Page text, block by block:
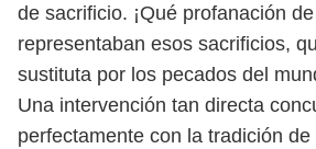
de sacrificio. ¡Qué profanación
representaban esos sacrificios,
sustituta por los pecados del
Una intervención tan directa
perfectamente con la tradición